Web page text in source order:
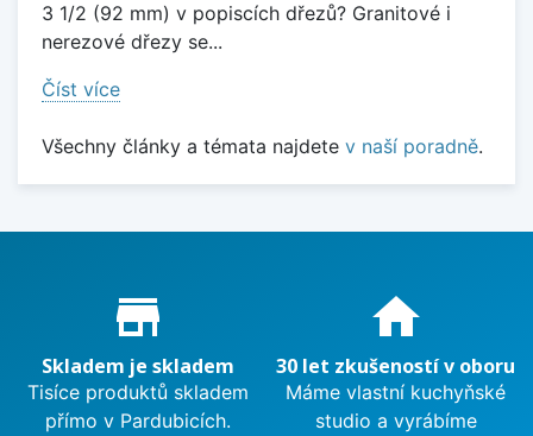
3 1/2 (92 mm) v popiscích dřezů? Granitové i
nerezové dřezy se...
Číst více
Všechny články a témata najdete v naší poradně.
Proč nakupovat u nás?
store_mall_directory
Skladem je skladem
Tisíce produktů skladem
přímo v Pardubicích.
home
30 let zkušeností v oboru
Máme vlastní kuchyňské
studio a vyrábíme